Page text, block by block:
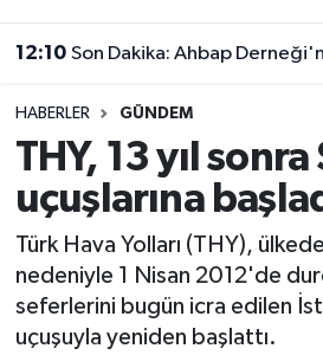
12:10 Son Dakika: Ahbap Derneği'nin
HABERLER GÜNDEM
THY, 13 yıl
uçuşlarına
Türk Hava Yolları (THY),
nedeniyle 1 Nisan 2012'de
seferlerini bugün icra edilen
uçuşuyla yeniden başlattı.
DERGİ
DÜNYA
EĞİTİM
EKONOMİ
GÖKTÜRK
GÜNDEM
Süper Lig Puan Durumu ve
Tüm Manşetler
Son Dakika Haberleri
Haber Arşivi